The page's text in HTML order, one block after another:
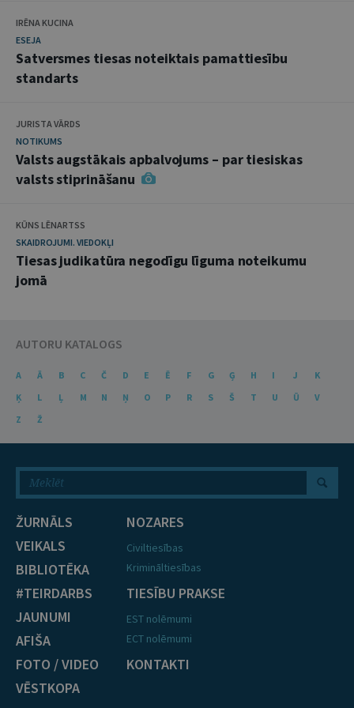
IRĒNA KUCINA
ESEJA
Satversmes tiesas noteiktais pamattiesību
standarts
JURISTA VĀRDS
NOTIKUMS
Valsts augstākais apbalvojums – par tiesiskas
valsts stiprināšanu
KŪNS LĒNARTSS
SKAIDROJUMI. VIEDOKĻI
Tiesas judikatūra negodīgu līguma noteikumu
jomā
AUTORU KATALOGS
A Ā B C Č D E Ē F G Ģ H I J
K
Ķ
L Ļ M N Ņ O P R S Š T U Ū
V
Z
Ž
ŽURNĀLS
VEIKALS
BIBLIOTĒKA
#TEIRDARBS
JAUNUMI
AFIŠA
FOTO / VIDEO
VĒSTKOPA
NOZARES
Civiltiesības
Krimināltiesības
TIESĪBU PRAKSE
EST nolēmumi
ECT nolēmumi
KONTAKTI